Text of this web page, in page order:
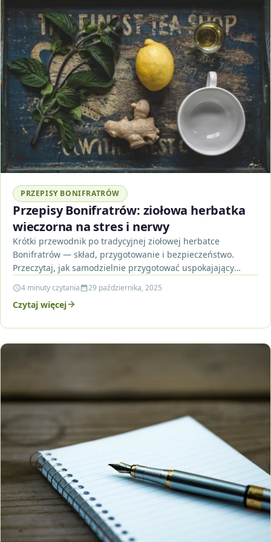
PRZEPISY BONIFRATRÓW
Przepisy Bonifratrów: ziołowa herbatka
wieczorna na stres i nerwy
Krótki przewodnik po tradycyjnej ziołowej herbatce
Bonifratrów — skład, przygotowanie i bezpieczeństwo.
Przeczytaj, jak samodzielnie przygotować uspokajający
4 minuty czytania 29 października, 2025
Czytaj więcej